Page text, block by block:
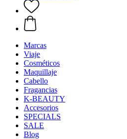
Marcas
Viaje
Cosméticos
Maquillaje
Cabello
Fragancias
K-BEAUTY
Accesorios
SPECIALS
SALE
Blog